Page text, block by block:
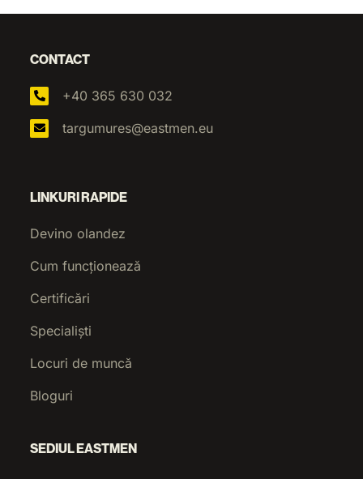
CONTACT
+40 365 630 032
targumures@eastmen.eu
LINKURI RAPIDE
Devino olandez
Cum funcționează
Certificări
Specialiști
Locuri de muncă
Bloguri
SEDIUL EASTMEN